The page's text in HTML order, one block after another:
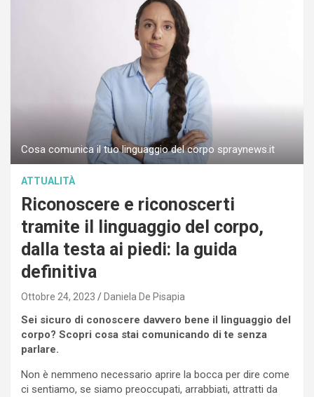
Cosa comunica il tuo linguaggio del corpo spraynews.it
ATTUALITÀ
Riconoscere e riconoscerti
tramite il linguaggio del corpo,
dalla testa ai piedi: la guida
definitiva
Ottobre 24, 2023 Daniela De Pisapia
Sei sicuro di conoscere davvero bene il linguaggio del
corpo? Scopri cosa stai comunicando di te senza
parlare.
Non è nemmeno necessario aprire la bocca per dire come
ci sentiamo, se siamo preoccupati, arrabbiati, attratti da